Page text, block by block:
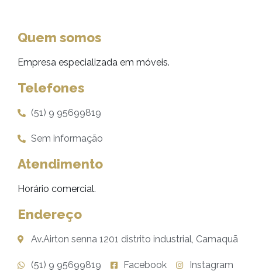
Quem somos
Empresa especializada em móveis.
Telefones
(51) 9 95699819
Sem informação
Atendimento
Horário comercial.
Endereço
Av.Airton senna 1201 distrito industrial, Camaquã
(51) 9 95699819 Facebook
Instagram